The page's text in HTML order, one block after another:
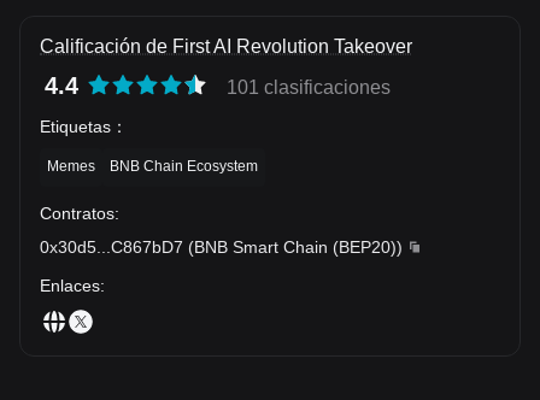
Calificación de First AI Revolution Takeover
4.4 101 clasificaciones
Etiquetas ：
Memes BNB Chain Ecosystem
Contratos:
0x30d5
C867bD7 (BNB Smart Chain (BEP20))
Enlaces: